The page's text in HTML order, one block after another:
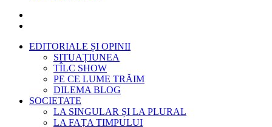
EDITORIALE ȘI OPINII
SITUAȚIUNEA
TÎLC SHOW
PE CE LUME TRĂIM
DILEMA BLOG
SOCIETATE
LA SINGULAR ȘI LA PLURAL
LA FAȚA TIMPULUI